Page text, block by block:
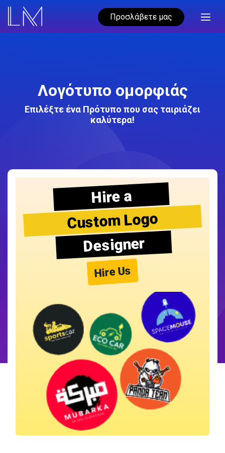
Προσλάβετε μας
Λογότυπο ομορφιάς
Επιλέξτε ένα Πρότυπο που σας ταιριάζει
καλύτερα!
Hire a
Custom Logo
Designer
Hire Us